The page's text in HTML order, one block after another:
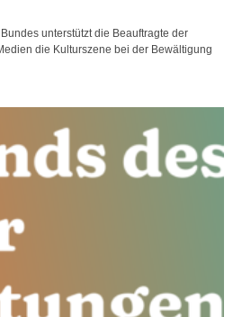
unterstützt die Beauftragte der
die Kulturszene bei der Bewältigung